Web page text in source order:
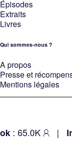
Épisodes
Extraits
Livres
Qui sommes-nous ?
A propos
Presse et
Mentions légales
: 65.0K |